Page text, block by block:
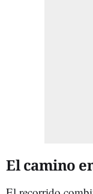
El camino